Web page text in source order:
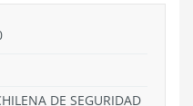
DE SEGURIDAD